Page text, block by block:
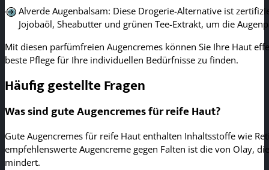
Alverde Augenbalsam: Diese Drogerie-Alternative ist
Jojobaöl, Sheabutter und grünen Tee-Extrakt, um die
Mit diesen parfümfreien Augencremes können Sie Ihre Haut
beste Pflege für Ihre individuellen Bedürfnisse zu finden.
Häufig gestellte Fragen
Was sind gute Augencremes für reife Haut?
Gute Augencremes für reife Haut enthalten Inhaltsstoffe wie
empfehlenswerte Augencreme gegen Falten ist die von Olay,
mindert.